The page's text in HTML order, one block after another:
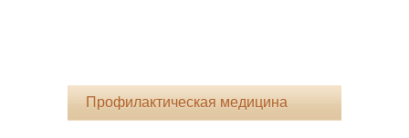
Профилактическая медицина